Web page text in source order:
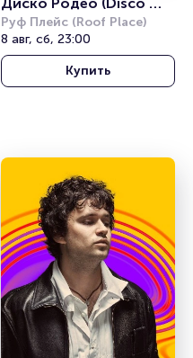
Rodeo)
Руф Плейс (Roof Place)
8 авг, сб, 23:00
Купить